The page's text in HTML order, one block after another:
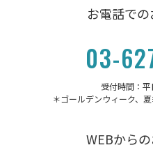
お電話で
03-
受付時間：
＊ゴールデンウィーク、
WEBから